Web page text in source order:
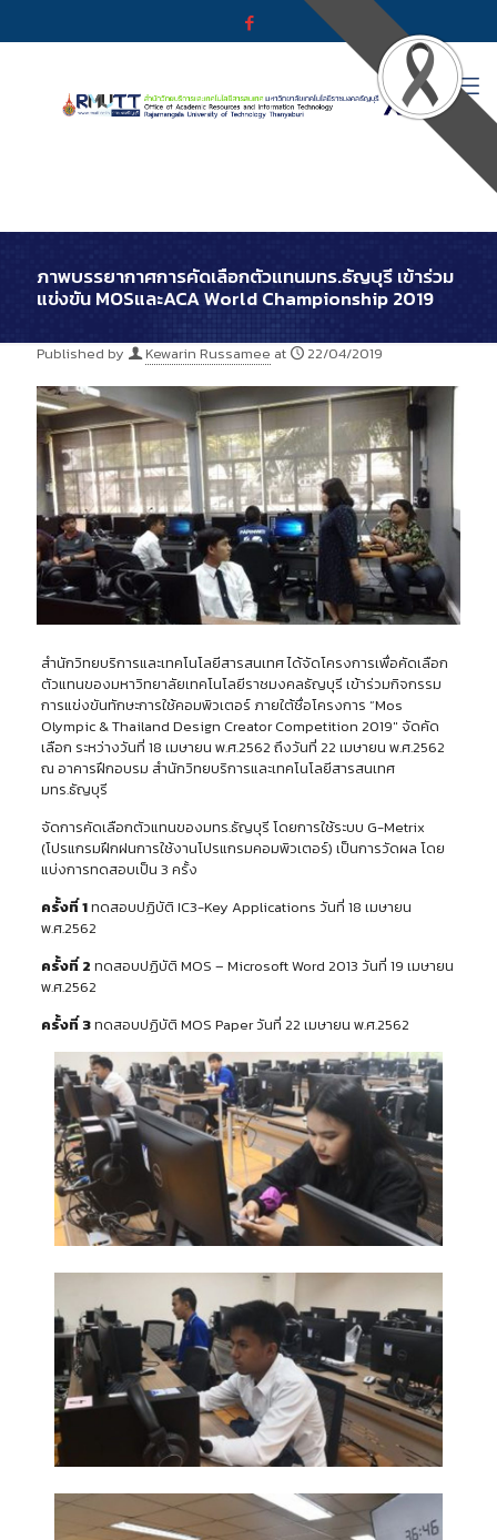
ภาพบรรยากาศการคัดเลือกตัวแทนมทร.ธัญบุรี เข้าร่วม
แข่งขัน MOSและACA World Championship 2019
Published by Kewarin Russamee at 22/04/2019
สำนักวิทยบริการและเทคโนโลยีสารสนเทศ ได้จัดโครงการเพื่อคัดเลือก
ตัวแทนของมหาวิทยาลัยเทคโนโลยีราชมงคลธัญบุรี เข้าร่วมกิจกรรม
การแข่งขันทักษะการใช้คอมพิวเตอร์ ภายใต้ชื่อโครงการ “Mos
Olympic & Thailand Design Creator Competition 2019″ จัดคัด
เลือก ระหว่างวันที่ 18 เมษายน พ.ศ.2562 ถึงวันที่ 22 เมษายน พ.ศ.2562
ณ อาคารฝึกอบรม สำนักวิทยบริการและเทคโนโลยีสารสนเทศ
มทร.ธัญบุรี
จัดการคัดเลือกตัวแทนของมทร.ธัญบุรี โดยการใช้ระบบ G-Metrix
(โปรแกรมฝึกฝนการใช้งานโปรแกรมคอมพิวเตอร์) เป็นการวัดผล โดย
แบ่งการทดสอบเป็น 3 ครั้ง
ครั้งที่ 1ทดสอบปฏิบัติ IC3-Key Applications วันที่ 18 เมษายน
พ.ศ.2562
ครั้งที่ 2 ทดสอบปฏิบัติ MOS – Microsoft Word 2013 วันที่ 19 เมษายน
พ.ศ.2562
ครั้งที่ 3ทดสอบปฏิบัติ MOS Paper วันที่ 22 เมษายน พ.ศ.2562